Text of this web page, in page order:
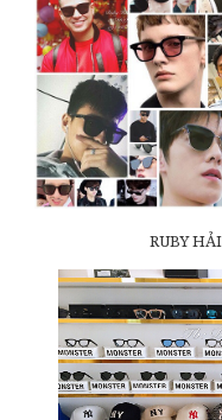
RUBY